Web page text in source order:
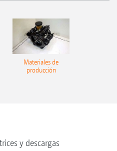
Materiales de
producción
y descargas